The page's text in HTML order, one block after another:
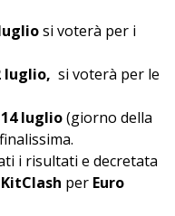
si voterà per i
luglio, si voterà per le
14 luglio(giorno della
i risultati e decretata
per Euro